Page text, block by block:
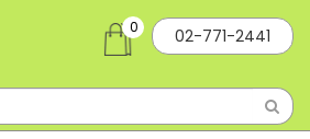
02-771-2441
0